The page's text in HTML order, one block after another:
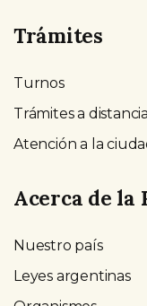
Trámites
Turnos
Trámites a distancia
Atención a la
Acerca de la
Nuestro país
Leyes argentinas